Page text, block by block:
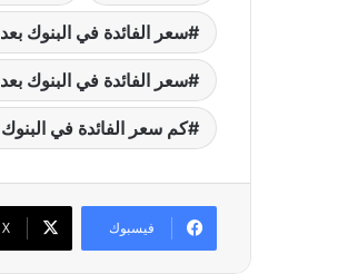
سعر الفائدة في البنوك
سعر الفائدة في البنوك
كم سعر الفائدة في
فيسبوك ‫X